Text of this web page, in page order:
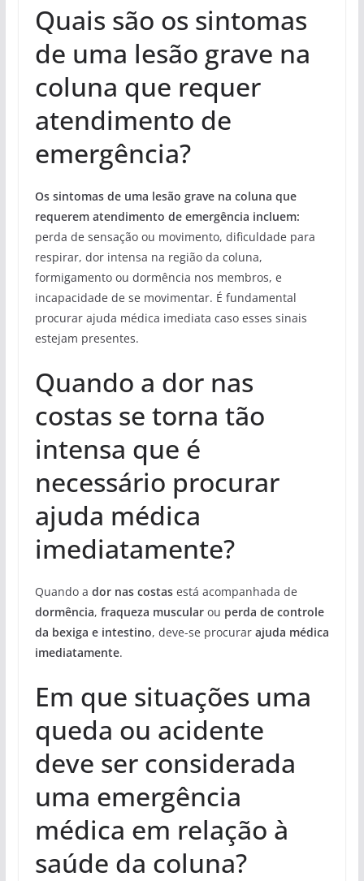
Quais são os sintomas
de uma lesão grave na
coluna que requer
atendimento de
emergência?
Os sintomas de uma lesão grave na coluna que
requerem atendimento de emergência incluem:
perda de sensação ou movimento, dificuldade para
respirar, dor intensa na região da coluna,
formigamento ou dormência nos membros, e
incapacidade de se movimentar. É fundamental
procurar ajuda médica imediata caso esses sinais
estejam presentes.
Quando a dor nas
costas se torna tão
intensa que é
necessário procurar
ajuda médica
imediatamente?
Quando a dor nas costasestá acompanhada de
dormência, fraqueza muscularou perda de controle
da bexiga e intestino, deve-se procurar ajuda médica
imediatamente.
Em que situações uma
queda ou acidente
deve ser considerada
uma emergência
médica em relação à
saúde da coluna?